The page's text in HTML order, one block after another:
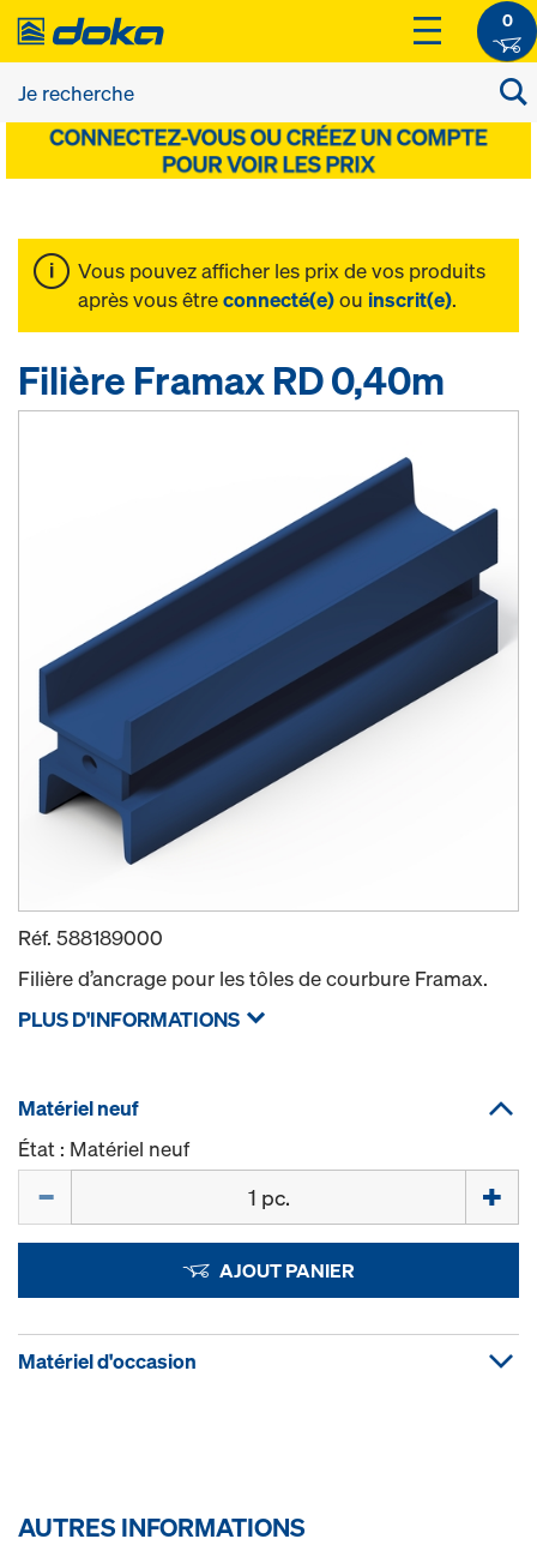
0
Vous pouvez afficher les prix de vos produits
après vous êtreconnecté(e)ou inscrit(e).
Filière Framax RD 0,40m
Réf. 588189000
Filière d’ancrage pour les tôles de courbure Framax.
PLUS D'INFORMATIONS
Matériel neuf
État : Matériel neuf
AJOUT PANIER
Matériel d'occasion
AUTRES INFORMATIONS